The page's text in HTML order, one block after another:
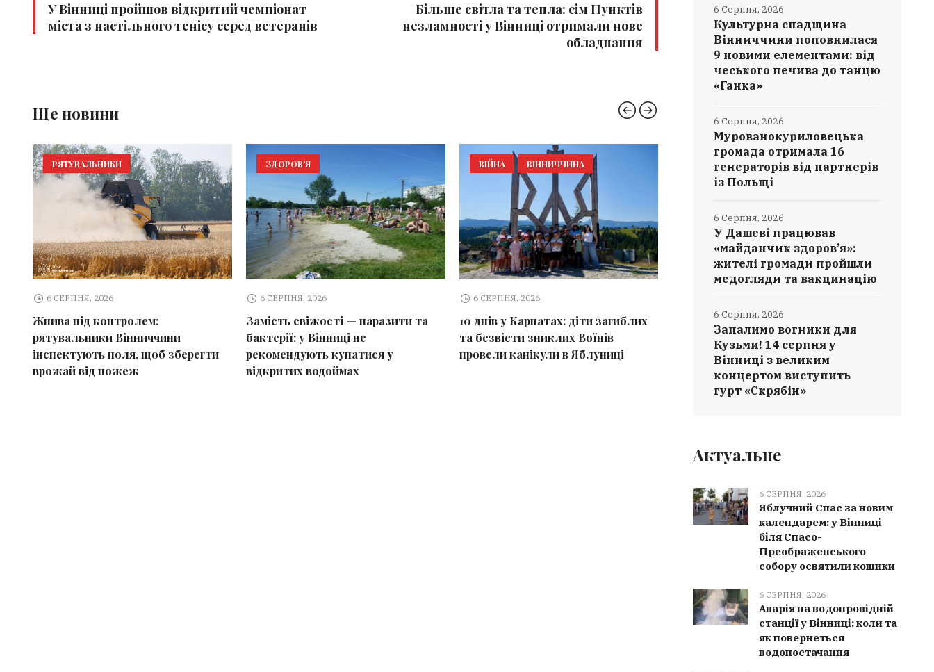
У Вінниці пройшов відкритий чемпіонат
міста з настільного тенісу серед ветеранів
Більше світла та тепла: сім Пунктів
незламності у Вінниці отримали нове
обладнання
Ще новини
РЯТУВАЛЬНИКИ
6 СЕРПНЯ, 2026
Жнива під контролем:
рятувальники Вінниччини
інспектують поля, щоб зберегти
врожай від пожеж
ЗДОРОВ'Я
6 СЕРПНЯ, 2026
Замість свіжості — паразити та
бактерії: у Вінниці не
рекомендують купатися у
відкритих водоймах
ВІЙНА ВІННИЧЧИНА
6 СЕРПНЯ, 2026
10 днів у Карпатах: діти загиблих
та безвісти зниклих Воїнів
провели канікули в Яблуниці
КУЛЬТУРА
Культурна спадщина Вінниччини
поповнилася 9 новими
елементами: від чеського печива
до танцю «Ганка»
Культурна спадщина
Вінниччини поповнилася
9 новими елементами: від
чеського печива до танцю
«Ганка»
6 Серпня, 2026
Мурованокуриловецька
громада отримала 16
генераторів від партнерів
із Польщі
6 Серпня, 2026
У Дашеві працював
«майданчик здоров’я»:
жителі громади пройшли
медогляди та вакцинацію
6 Серпня, 2026
Запалимо вогники для
Кузьми! 14 серпня у
Вінниці з великим
концертом виступить
гурт «Скрябін»
6 Серпня, 2026
Актуальне
6 СЕРПНЯ, 2026
Яблучний Спас за новим
календарем: у Вінниці
біля Спасо-
Преображенського
собору освятили кошики
6 СЕРПНЯ, 2026
Аварія на водопровідній
станції у Вінниці: коли та
як повернеться
водопостачання